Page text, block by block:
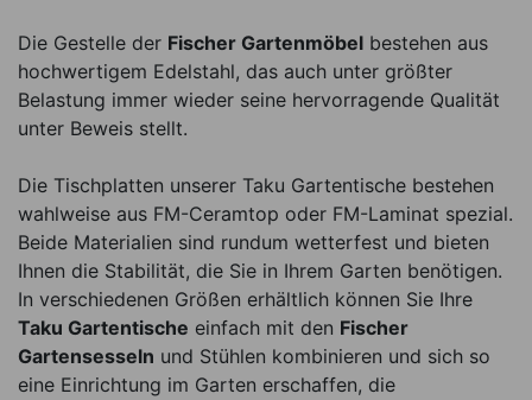
Die Gestelle der Fischer Gartenmöbel bestehen aus
hochwertigem Edelstahl, das auch unter größter
Belastung immer wieder seine hervorragende Qualität
unter Beweis stellt.
Die Tischplatten unserer Taku Gartentische bestehen
wahlweise aus FM-Ceramtop oder FM-Laminat spezial.
Beide Materialien sind rundum wetterfest und bieten
Ihnen die Stabilität, die Sie in Ihrem Garten benötigen.
In verschiedenen Größen erhältlich können Sie Ihre
Taku Gartentische einfach mit den Fischer
Gartensesseln und Stühlen kombinieren und sich so
eine Einrichtung im Garten erschaffen, die